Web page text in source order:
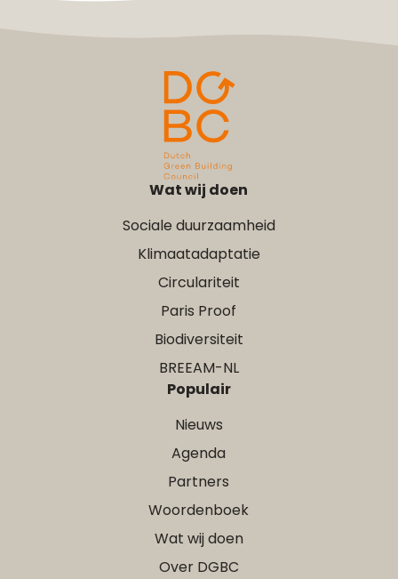
Wat wij doen
Sociale duurzaamheid
Klimaatadaptatie
Circulariteit
Paris Proof
Biodiversiteit
BREEAM-NL
Populair
Nieuws
Agenda
Partners
Woordenboek
Wat wij doen
Over DGBC